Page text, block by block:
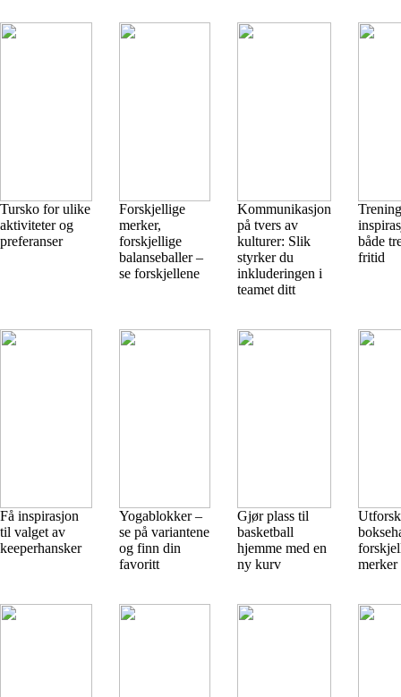
Tursko for ulike
aktiviteter og
preferanser
Forskjellige
merker,
forskjellige
balanseballer –
se forskjellene
Kommunikasjon
på tvers av
kulturer: Slik
styrker du
inkluderingen i
teamet ditt
både
fritid
Få inspirasjon
til valget av
keeperhansker
Yogablokker –
se på variantene
og finn din
favoritt
Gjør plass til
basketball
hjemme med en
ny kurv
Utforsk
merker